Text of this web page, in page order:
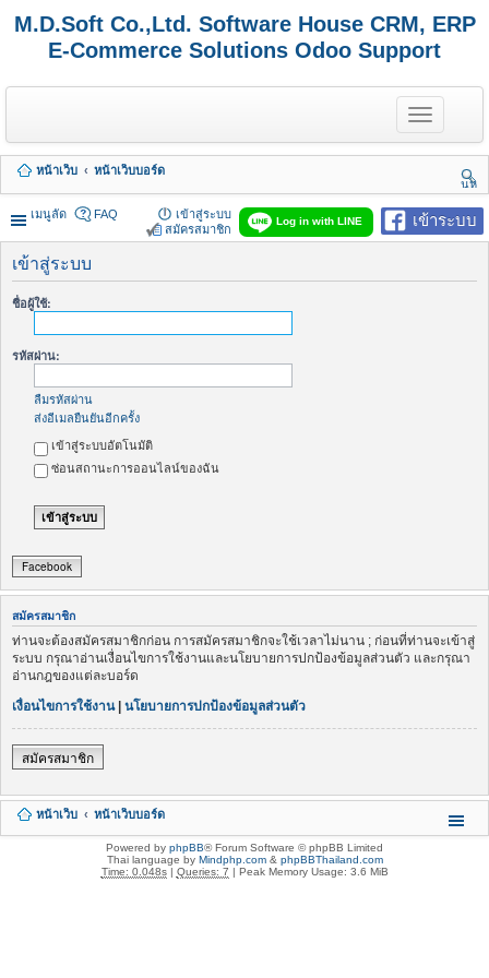
M.D.Soft Co.,Ltd. Software House CRM, ERP
E-Commerce Solutions Odoo Support
T
o
g
e
n
a
v
g
หน้าเว็บ
หน้าเว็บบอร์ด
นห
า
เมนูลัด
เข้าระบบ
Log in with LINE
FAQ
เข้าสู่ระบบ
สมัครสมาชิก
เข้าสู่ระบบ
ชื่อผู้ใช้:
รหัสผ่าน:
ลืมรหัสผ่าน
ส่งอีเมลยืนยันอีกครั้ง
เข้าสู่ระบบอัตโนมัติ
ซ่อนสถานะการออนไลน์ของฉัน
Facebook
สมัครสมาชิก
ท่านจะต้องสมัครสมาชิกก่อน การสมัครสมาชิกจะใช้เวลาไม่นาน ; ก่อนที่ท่านจะเข้าสู่
ระบบ กรุณาอ่านเงื่อนไขการใช้งานและนโยบายการปกป้องข้อมูลส่วนตัว และกรุณา
อ่านกฎของแต่ละบอร์ด
เงื่อนไขการใช้งาน| นโยบายการปกป้องข้อมูลส่วนตัว
สมัครสมาชิก
หน้าเว็บ หน้าเว็บบอร์ด
Powered by phpBB® Forum Software © phpBB Limited
Thai language by Mindphp.com& phpBBThailand.com
Time: 0.048s| Queries: 7 | Peak Memory Usage: 3.6 MiB